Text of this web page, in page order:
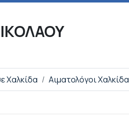
Χαλκίδα Αιματολόγοι Χαλκίδα